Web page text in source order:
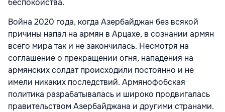
беспокойства.
Война 2020 года, когда Азербайджан без всякой
причины напал на армян в Арцахе, в сознании армян
всего мира так и не закончилась. Несмотря на
соглашение о прекращении огня, нападения на
армянских солдат происходили постоянно и не
имели никаких последствий. Армянофобская
политика разрабатывалась и широко продвигалась
правительством Азербайджана и другими странами.